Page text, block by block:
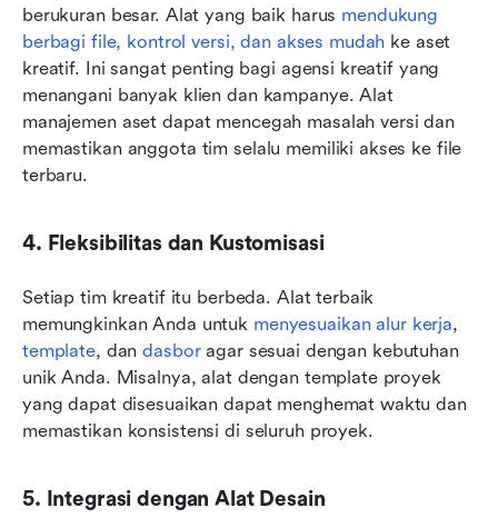
berukuran besar. Alat yang baik harus mendukung
berbagi file, kontrol versi, dan akses mudah ke aset
kreatif. Ini sangat penting bagi agensi kreatif yang
menangani banyak klien dan kampanye. Alat
manajemen aset dapat mencegah masalah versi dan
memastikan anggota tim selalu memiliki akses ke file
terbaru.
4. Fleksibilitas dan Kustomisasi
Setiap tim kreatif itu berbeda. Alat terbaik
memungkinkan Anda untuk menyesuaikan alur kerja
template, dan dasbor agar sesuai dengan kebutuhan
unik Anda. Misalnya, alat dengan template proyek
yang dapat disesuaikan dapat menghemat waktu dan
memastikan konsistensi di seluruh proyek.
5. Integrasi dengan Alat Desain